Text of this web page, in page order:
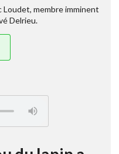
Loudet, membre imminent
Delrieu.